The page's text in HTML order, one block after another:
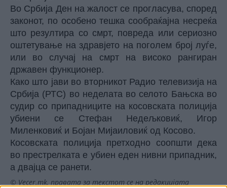
Во Србија Ден на жалост се прогласува, според
законот, по особено тешка сообраќајна несреќа
што резултира со смрт, повреда или сериозно
оштетување на здравјето на поголем број луѓе,
или во случај на смрт на високо рангиран
државен функционер.
Како што јави во вторникот Радио телевизија на
Србија (РТС) во неделата во селото Бањска во
судир со припадниците на косовската полиција
убиени се Стефан Недељковиќ, Игор
Миленковиќ и Бојан Мијаиловиќ од Косово.
Косовската полиција претходно соопшти дека
во престрелката е убиен еден нивни припадник,
а двајца се ранети.
© Vecer.mk, правата за текстот се на редакцијата